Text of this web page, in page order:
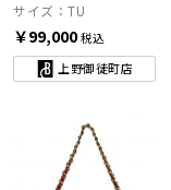
サイズ：TU
￥99,000税込
上野御徒町店